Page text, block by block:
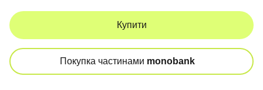
Купити
Покупка частинами monobank